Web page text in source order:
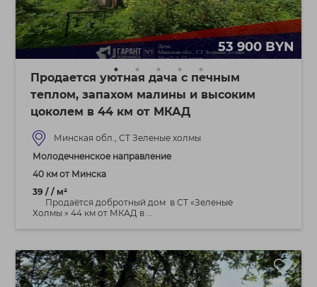
53 900 BYN
Продается уютная дача с печным
теплом, запахом малины и высоким
цоколем в 44 км от МКАД
Минская обл., СТ Зеленые холмы
Молодечненское направление
40 км от Минска
39 / / м²
Продаётся добротный дом в СТ «Зеленые
Холмы » 44 км от МКАД в ...